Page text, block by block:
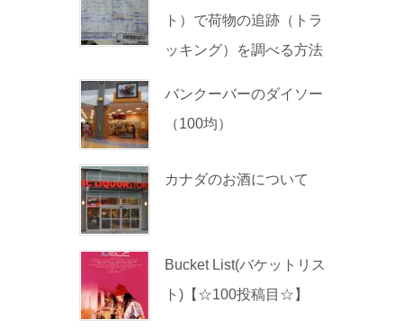
ト）で荷物の追跡（トラ
ッキング）を調べる方法
バンクーバーのダイソー
（100均）
カナダのお酒について
Bucket List(バケットリス
ト)【☆100投稿目☆】